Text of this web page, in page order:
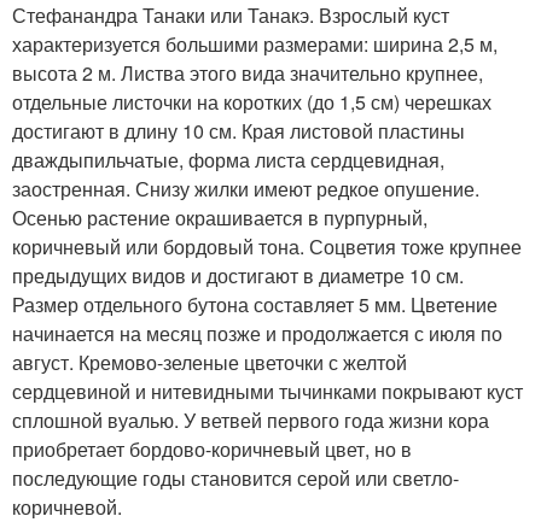
Стефанандра Танаки или Танакэ. Взрослый куст
характеризуется большими размерами: ширина 2,5 м,
высота 2 м. Листва этого вида значительно крупнее,
отдельные листочки на коротких (до 1,5 см) черешках
достигают в длину 10 см. Края листовой пластины
дваждыпильчатые, форма листа сердцевидная,
заостренная. Снизу жилки имеют редкое опушение.
Осенью растение окрашивается в пурпурный,
коричневый или бордовый тона. Соцветия тоже крупнее
предыдущих видов и достигают в диаметре 10 см.
Размер отдельного бутона составляет 5 мм. Цветение
начинается на месяц позже и продолжается с июля по
август. Кремово-зеленые цветочки с желтой
сердцевиной и нитевидными тычинками покрывают куст
сплошной вуалью. У ветвей первого года жизни кора
приобретает бордово-коричневый цвет, но в
последующие годы становится серой или светло-
коричневой.